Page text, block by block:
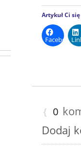
Artykuł Ci
Facebook
{ 0
Dodaj